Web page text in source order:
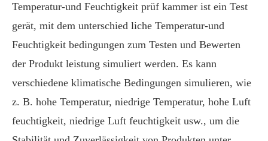
Temperatur-und Feuchtigkeit prüf kammer ist ein Test
gerät, mit dem unterschied liche Temperatur-und
Feuchtigkeit bedingungen zum Testen und Bewerten
der Produkt leistung simuliert werden. Es kann
verschiedene klimatische Bedingungen simulieren, wie
z. B. hohe Temperatur, niedrige Temperatur, hohe Luft
feuchtigkeit, niedrige Luft feuchtigkeit usw., um die